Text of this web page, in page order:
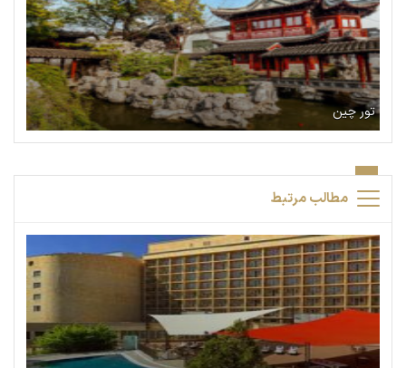
تور چین
مطالب مرتبط